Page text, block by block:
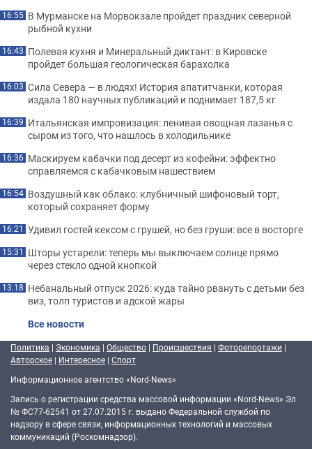
16:55 В Мурманске на Морвокзале пройдет праздник северной
рыбной кухни
16:43 Полевая кухня и Минеральный диктант: в Кировске
пройдет большая геологическая барахолка
16:03 Сила Севера — в людях! История апатитчанки, которая
издала 180 научных публикаций и поднимает 187,5 кг
16:39 Итальянская импровизация: ленивая овощная лазанья с
сыром из того, что нашлось в холодильнике
16:36 Маскируем кабачки под десерт из кофейни: эффектно
справляемся с кабачковым нашествием
16:54 Воздушный как облако: клубничный шифоновый торт,
который сохраняет форму
16:21 Удивил гостей кексом с грушей, но без груши: все в восторге
15:31 Шторы устарели: теперь мы выключаем солнце прямо
через стекло одной кнопкой
13:18 Небанальный отпуск 2026: куда тайно рвануть с детьми без
виз, толп туристов и адской жары
Все новости
Политика | Экономика | Общество | Происшествия | Фоторепортажи |
Авторское | Интересное | Спорт
Информационное агентство «Nord-News»
Запись о регистрации средства массовой информации «Nord-News» Эл
№ ФС77-62541 от 27.07.2015 г. выдано Федеральной службой по
надзору в сфере связи, информационных технологий и массовых
коммуникаций (Роскомнадзор).